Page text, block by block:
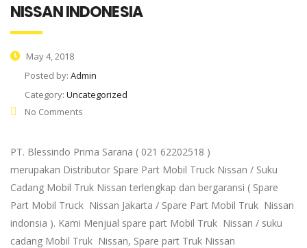
NISSAN INDONESIA
May 4, 2018
Posted by: Admin
Category: Uncategorized
No Comments
PT. Blessindo Prima Sarana ( 021 62202518 )
merupakan Distributor Spare Part Mobil Truck Nissan / Suku
Cadang Mobil Truk Nissan terlengkap dan bergaransi ( Spare
Part Mobil Truck Nissan Jakarta / Spare Part Mobil Truk Nissan
indonsia ). Kami Menjual spare part Mobil Truk Nissan / suku
cadang Mobil Truk Nissan, Spare part Truk Nissan